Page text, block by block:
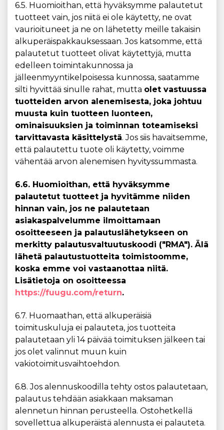
6.5. Huomioithan, että hyväksymme palautetut
tuotteet vain, jos niitä ei ole käytetty, ne ovat
vaurioituneet ja ne on lähetetty meille takaisin
alkuperäispakkauksessaan. Jos katsomme, että
palautetut tuotteet olivat käytettyjä, mutta
edelleen toimintakunnossa ja
jälleenmyyntikelpoisessa kunnossa, saatamme
silti hyvittää sinulle rahat, mutta olet vastuussa
tuotteiden arvon alenemisesta, joka johtuu
muusta kuin tuotteen luonteen,
ominaisuuksien ja toiminnan toteamiseksi
tarvittavasta käsittelystä. Jos siis havaitsemme,
että palautettu tuote oli käytetty, voimme
vähentää arvon alenemisen hyvityssummasta.
6.6. Huomioithan, että hyväksymme
palautetut tuotteet ja hyvitämme niiden
hinnan vain, jos ne palautetaan
asiakaspalvelumme ilmoittamaan
osoitteeseen ja palautuslähetykseen on
merkitty palautusvaltuutuskoodi ("RMA"). Älä
lähetä palautustuotteita toimistoomme,
koska emme voi vastaanottaa niitä.
Lisätietoja on osoitteessa
https://fuugu.com/return.
6.7. Huomaathan, että alkuperäisiä
toimituskuluja ei palauteta, jos tuotteita
palautetaan yli 14 päivää toimituksen jälkeen tai
jos olet valinnut muun kuin
vakiotoimitusvaihtoehdon.
6.8. Jos alennuskoodilla tehty ostos palautetaan,
palautus tehdään asiakkaan maksaman
alennetun hinnan perusteella. Ostohetkellä
sovellettua alkuperäistä alennusta ei palauteta.